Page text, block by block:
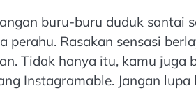
buru-buru duduk santai
perahu. Rasakan sensasi
Tidak hanya itu, kamu juga
Instagramable. Jangan